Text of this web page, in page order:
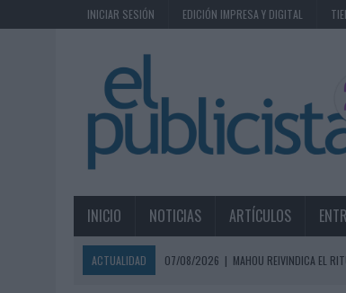
INICIAR SESIÓN EDICIÓN IMPRESA Y DIGITAL
INICIO NOTICIAS ARTÍCULOS
ACTUALIDAD 07/08/2026 | MAHOU REIVINDICA EL